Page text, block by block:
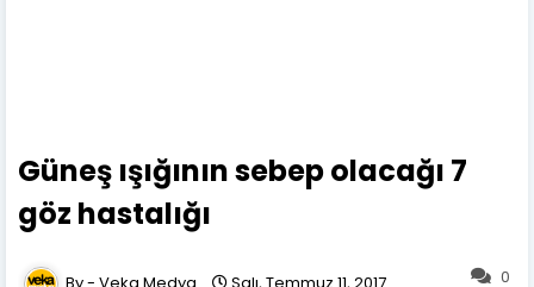
Güneş ışığının sebep olacağı 7
göz hastalığı
0
Veka Medya Salı, Temmuz 11, 2017